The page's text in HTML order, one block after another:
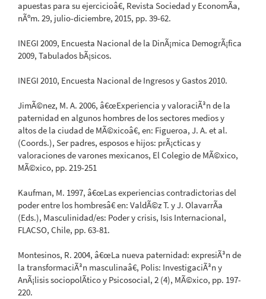
apuestas para su ejercicioâ€, Revista Sociedad y EconomÃ­a,
nÃºm. 29, julio-diciembre, 2015, pp. 39-62.
INEGI 2009, Encuesta Nacional de la DinÃ¡mica DemogrÃ¡fica
2009, Tabulados bÃ¡sicos.
INEGI 2010, Encuesta Nacional de Ingresos y Gastos 2010.
JimÃ©nez, M. A. 2006, â€œExperiencia y valoraciÃ³n de la
paternidad en algunos hombres de los sectores medios y
altos de la ciudad de MÃ©xicoâ€, en: Figueroa, J. A. et al.
(Coords.), Ser padres, esposos e hijos: prÃ¡cticas y
valoraciones de varones mexicanos, El Colegio de MÃ©xico,
MÃ©xico, pp. 219-251
Kaufman, M. 1997, â€œLas experiencias contradictorias del
poder entre los hombresâ€ en: ValdÃ©z T. y J. OlavarrÃ­a
(Eds.), Masculinidad/es: Poder y crisis, Isis Internacional,
FLACSO, Chile, pp. 63-81.
Montesinos, R. 2004, â€œLa nueva paternidad: expresiÃ³n de
la transformaciÃ³n masculinaâ€, Polis: InvestigaciÃ³n y
AnÃ¡lisis sociopolÃ­tico y Psicosocial, 2 (4), MÃ©xico, pp. 197-
220.